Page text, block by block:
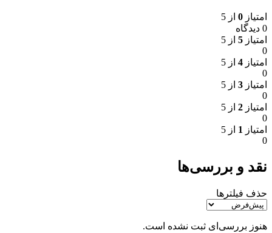
امتیاز 0 از 5
0 دیدگاه
امتیاز 5 از 5
0
امتیاز 4 از 5
0
امتیاز 3 از 5
0
امتیاز 2 از 5
0
امتیاز 1 از 5
0
نقد و بررسی‌ها
حذف فیلترها
هنوز بررسی‌ای ثبت نشده است.